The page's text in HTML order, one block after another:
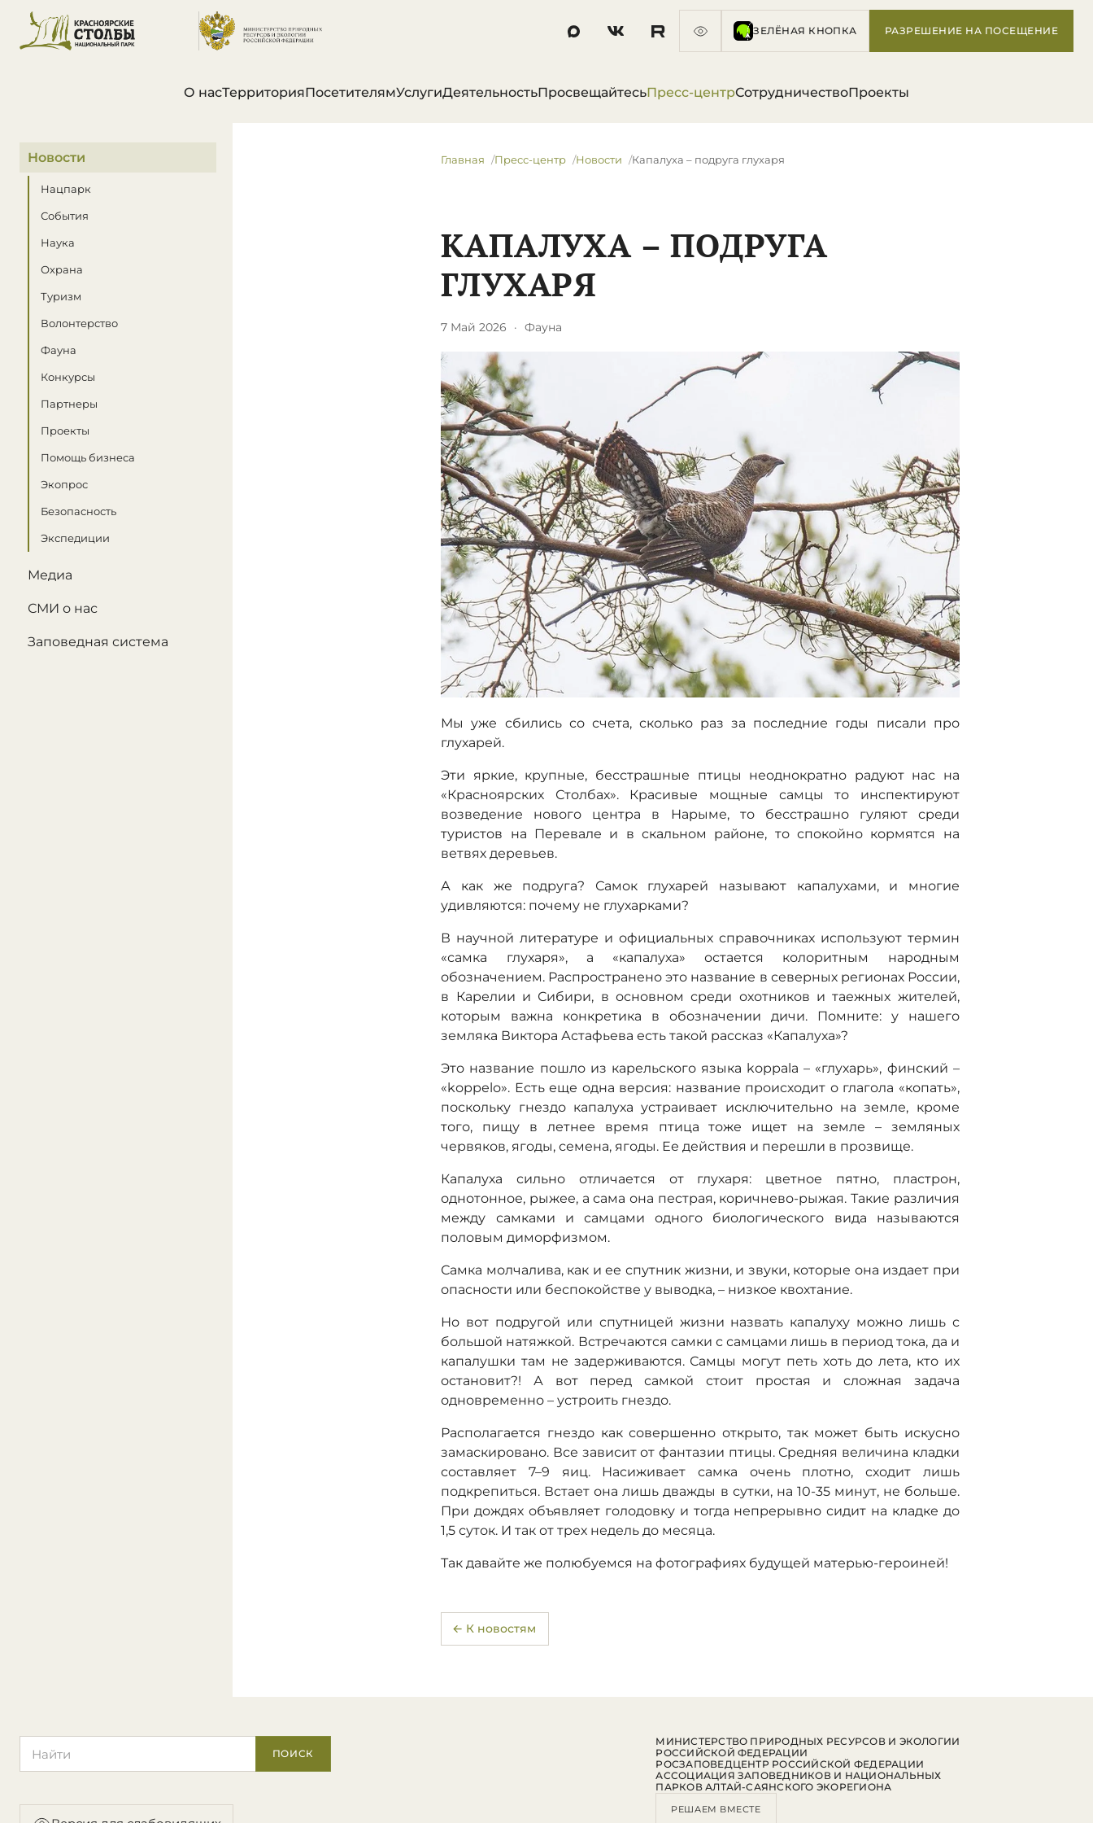
ЗЕЛЁНАЯ КНОПКА РАЗРЕШЕНИЕ НА ПОСЕЩЕНИЕ
О насТерриторияПосетителямУслугиДеятельностьПросвещайтесьПресс-центрСотрудничествоПроекты
В этом разделе
Новости
Нацпарк
События
Наука
Охрана
Туризм
Волонтерство
Фауна
Конкурсы
Партнеры
Проекты
Помощь бизнеса
Экопрос
Безопасность
Экспедиции
Медиа
СМИ о нас
Заповедная система
Главная Пресс-центр Новости ​Капалуха – подруга глухаря
​КАПАЛУХА – ПОДРУГА
ГЛУХАРЯ
7 Май 2026 · Фауна
Мы уже сбились со счета, сколько раз за последние годы писали про
глухарей.
Эти яркие, крупные, бесстрашные птицы неоднократно радуют нас на
«Красноярских Столбах». Красивые мощные самцы то инспектируют
возведение нового центра в Нарыме, то бесстрашно гуляют среди
туристов на Перевале и в скальном районе, то спокойно кормятся на
ветвях деревьев.
А как же подруга? Самок глухарей называют капалухами, и многие
удивляются: почему не глухарками?
В научной литературе и официальных справочниках используют термин
«самка глухаря», а «капалуха» остается колоритным народным
обозначением. Распространено это название в северных регионах России,
в Карелии и Сибири, в основном среди охотников и таежных жителей,
которым важна конкретика в обозначении дичи. Помните: у нашего
земляка Виктора Астафьева есть такой рассказ «Капалуха»?
Это название пошло из карельского языка kорраlа – «глухарь», финский –
«kорреlо». Есть еще одна версия: название происходит о глагола «копать»,
поскольку гнездо капалуха устраивает исключительно на земле, кроме
того, пищу в летнее время птица тоже ищет на земле – земляных
червяков, ягоды, семена, ягоды. Ее действия и перешли в прозвище.
Капалуха сильно отличается от глухаря: цветное пятно, пластрон,
однотонное, рыжее, а сама она пестрая, коричнево-рыжая. Такие различия
между самками и самцами одного биологического вида называются
половым диморфизмом.
Самка молчалива, как и ее спутник жизни, и звуки, которые она издает при
опасности или беспокойстве у выводка, – низкое квохтание.
Но вот подругой или спутницей жизни назвать капалуху можно лишь с
большой натяжкой. Встречаются самки с самцами лишь в период тока, да и
капалушки там не задерживаются. Самцы могут петь хоть до лета, кто их
остановит?! А вот перед самкой стоит простая и сложная задача
одновременно – устроить гнездо.
Располагается гнездо как совершенно открыто, так может быть искусно
замаскировано. Все зависит от фантазии птицы. Средняя величина кладки
составляет 7–9 яиц. Насиживает самка очень плотно, сходит лишь
подкрепиться. Встает она лишь дважды в сутки, на 10-35 минут, не больше.
При дождях объявляет голодовку и тогда непрерывно сидит на кладке до
1,5 суток. И так от трех недель до месяца.
Так давайте же полюбуемся на фотографиях будущей матерью-героиней!
← К новостям
ПОИСК
МИНИСТЕРСТВО ПРИРОДНЫХ РЕСУРСОВ И ЭКОЛОГИИ
РОССИЙСКОЙ ФЕДЕРАЦИИ
РОСЗАПОВЕДЦЕНТР РОССИЙСКОЙ ФЕДЕРАЦИИ
АССОЦИАЦИЯ ЗАПОВЕДНИКОВ И НАЦИОНАЛЬНЫХ
ПАРКОВ АЛТАЙ-САЯНСКОГО ЭКОРЕГИОНА
РЕШАЕМ ВМЕСТЕ